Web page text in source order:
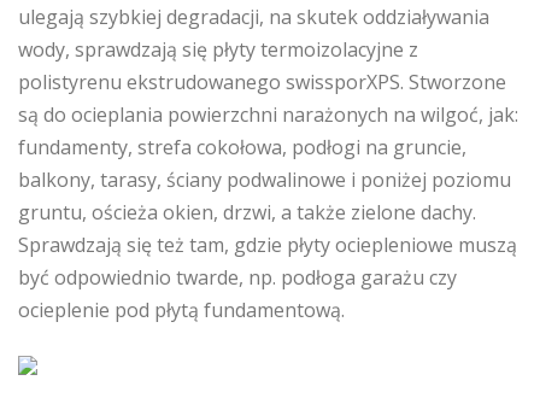
ulegają szybkiej degradacji, na skutek oddziaływania
wody, sprawdzają się płyty termoizolacyjne z
polistyrenu ekstrudowanego swissporXPS. Stworzone
są do ocieplania powierzchni narażonych na wilgoć, jak:
fundamenty, strefa cokołowa, podłogi na gruncie,
balkony, tarasy, ściany podwalinowe i poniżej poziomu
gruntu, ościeża okien, drzwi, a także zielone dachy.
Sprawdzają się też tam, gdzie płyty ociepleniowe muszą
być odpowiednio twarde, np. podłoga garażu czy
ocieplenie pod płytą fundamentową.